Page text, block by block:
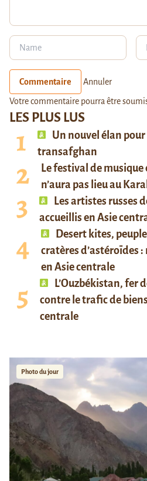
LES PLUS LUS
Un nouvel élan
transafghan
Le festival de
n’aura pas lieu au
Les artistes russes
accueillis en Asie
Desert kites,
cratères d’astéroïdes
en Asie centrale
L’Ouzbékistan, fer
contre le trafic de
centrale
Photo du jour
Commentaire Annuler
Votre commentaire pourra être